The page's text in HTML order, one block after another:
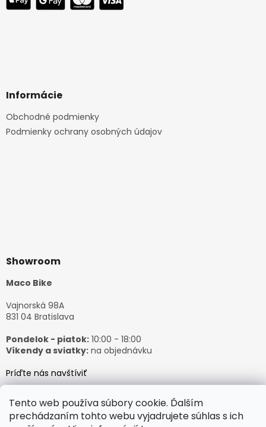
Tento web používa súbory cookie. Ďalším
prechádzaním tohto webu vyjadrujete súhlas s ich
Informácie
Obchodné podmienky
Podmienky ochrany osobných údajov
Showroom
Maco Bike
Vajnorská 98A
831 04 Bratislava
Pondelok - piatok: 10:00 - 18:00
Víkendy a sviatky: na objednávku
Príďte nás navštíviť